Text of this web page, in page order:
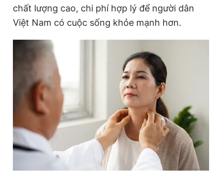
chất lượng cao, chi phí hợp lý để người dân
Việt Nam có cuộc sống khỏe mạnh hơn.